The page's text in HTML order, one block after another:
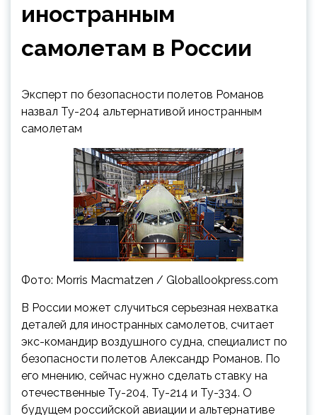
иностранным
самолетам в России
Эксперт по безопасности полетов Романов
назвал Ту-204 альтернативой иностранным
самолетам
Фото: Morris Macmatzen / Globallookpress.com
В России может случиться серьезная нехватка
деталей для иностранных самолетов, считает
экс-командир воздушного судна, специалист по
безопасности полетов Александр Романов. По
его мнению, сейчас нужно сделать ставку на
отечественные Ту-204, Ту-214 и Ту-334. О
будущем российской авиации и альтернативе